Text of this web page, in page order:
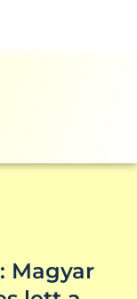
Magyar